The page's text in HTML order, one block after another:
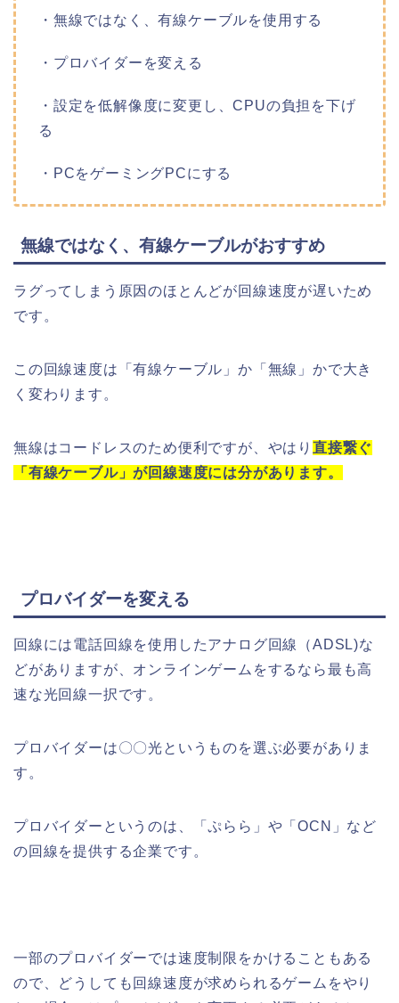
・無線ではなく、有線ケーブルを使用する
・プロバイダーを変える
・設定を低解像度に変更し、CPUの負担を下げ
る
・PCをゲーミングPCにする
無線ではなく、有線ケーブルがおすすめ
ラグってしまう原因のほとんどが回線速度が遅いため
です。
この回線速度は「有線ケーブル」か「無線」かで大き
く変わります。
無線はコードレスのため便利ですが、やはり 直接繋ぐ
「有線ケーブル」が回線速度には分があります。
プロバイダーを変える
回線には電話回線を使用したアナログ回線（ADSL)な
どがありますが、オンラインゲームをするなら最も高
速な光回線一択です。
プロバイダーは〇〇光というものを選ぶ必要がありま
す。
プロバイダーというのは、「ぷらら」や「OCN」など
の回線を提供する企業です。
一部のプロバイダーでは速度制限をかけることもある
ので、どうしても回線速度が求められるゲームをやり